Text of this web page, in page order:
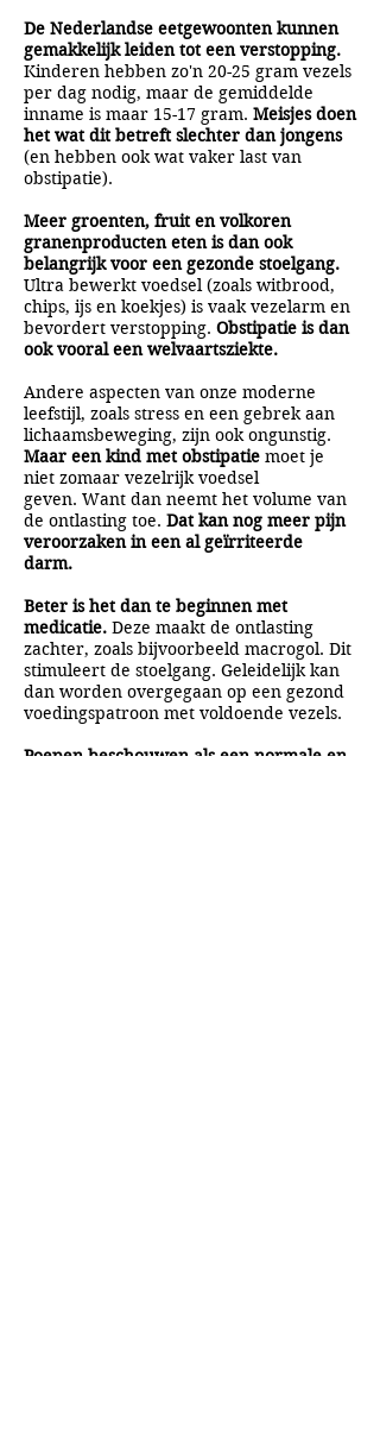
De Nederlandse eetgewoonten kunnen
gemakkelijk leiden tot een verstopping.
Kinderen hebben zo'n 20-25 gram vezels
per dag nodig, maar de gemiddelde
inname is maar 15-17 gram. Meisjes doen
het wat dit betreft slechter dan jongens
(en hebben ook wat vaker last van
obstipatie).
Meer groenten, fruit en volkoren
granenproducten eten is dan ook
belangrijk voor een gezonde stoelgang.
Ultra bewerkt voedsel (zoals witbrood,
chips, ijs en koekjes) is vaak vezelarm en
bevordert verstopping. Obstipatie is dan
ook vooral een welvaartsziekte.
Andere aspecten van onze moderne
leefstijl, zoals stress en een gebrek aan
lichaamsbeweging, zijn ook ongunstig.
Maar een kind met obstipatie moet je
niet zomaar vezelrijk voedsel
geven. Want dan neemt het volume van
de ontlasting toe. Dat kan nog meer pijn
veroorzaken in een al geïrriteerde
darm.
Beter is het dan te beginnen met
medicatie. Deze maakt de ontlasting
zachter, zoals bijvoorbeeld macrogol. Dit
stimuleert de stoelgang. Geleidelijk kan
dan worden overgegaan op een gezond
voedingspatroon met voldoende vezels.
Poepen beschouwen als een normale en